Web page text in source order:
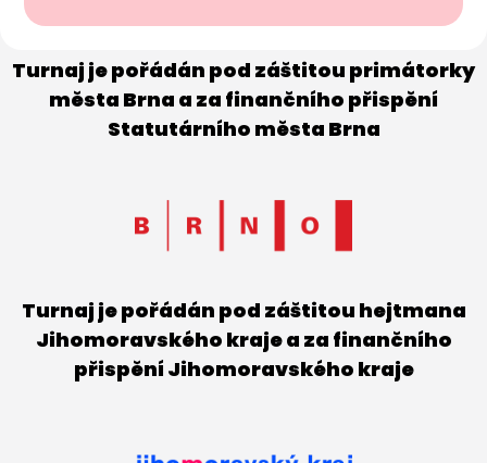
Turnaj je pořádán pod záštitou primátorky
města Brna a za finančního přispění
Statutárního města Brna
Turnaj je pořádán pod záštitou hejtmana
Jihomoravského kraje a za finančního
přispění Jihomoravského kraje